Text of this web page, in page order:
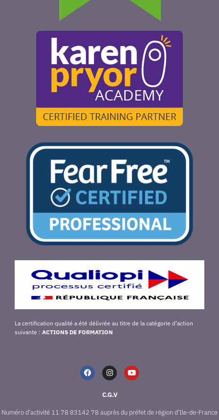
La certification qualité a été délivrée au titre de la catégorie d’action
suivante : ACTIONS DE FORMATION
C.G.V
Numéro d’activité 11 78 83142 78 auprès du préfet de région d’Ile-de-France